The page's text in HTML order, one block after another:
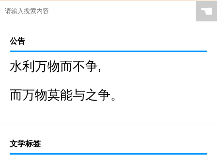
☚
公告
水利万物而不争,
而万物莫能与之争。
文学标签